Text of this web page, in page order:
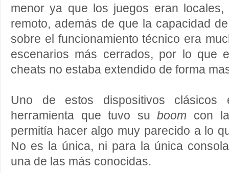
menor ya que los juegos eran locales,
remoto, además de que la capacidad
sobre el funcionamiento técnico era
escenarios más cerrados, por lo que
cheats no estaba extendido de forma
Uno de estos dispositivos
herramienta que tuvo suboom con
permitía hacer algo muy parecido a lo
No es la única, ni para la única
una de las más conocidas.